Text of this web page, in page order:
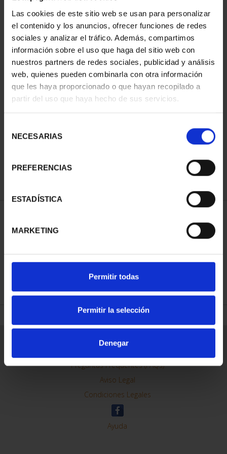
Las cookies de este sitio web se usan para personalizar
el contenido y los anuncios, ofrecer funciones de redes
sociales y analizar el tráfico. Además, compartimos
información sobre el uso que haga del sitio web con
nuestros partners de redes sociales, publicidad y análisis
web, quienes pueden combinarla con otra información
que les haya proporcionado o que hayan recopilado a
partir del uso que haya hecho de sus servicios.
NECESARIAS
PREFERENCIAS
ESTADÍSTICA
MARKETING
Permitir todas
Permitir la selección
Denegar
PATRIMONIO
NACIONAL II - PALACIO
73,00 €
REFINAR
Información General
Contacto
Preguntas Frequentes (FAQs)
Aviso Legal
Condiciones Legales
Ayuda